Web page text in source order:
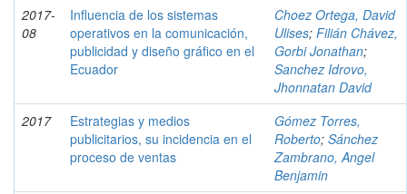
2017-
08
Influencia de los sistemas
operativos en la comunicación,
publicidad y diseño gráfico en el
Ecuador
Choez Ortega, David
Ulises; Filián Chávez,
Gorbi Jonathan;
Sanchez Idrovo,
Jhonnatan David
2017
Estrategias y medios
publicitarios, su incidencia en el
proceso de ventas
Gómez Torres,
Roberto; Sánchez
Zambrano, Angel
Benjamin